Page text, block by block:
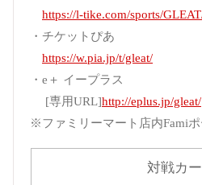
https://l-tike.com/sports/
・チケットぴあ
https://w.pia.jp/t/gleat/
・e＋ イープラス
[専用URL]http://eplus.jp/gleat/
※ファミリーマート店内Famiポ
対戦カ